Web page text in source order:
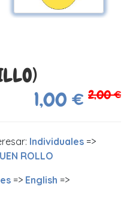
1,00 € 2,00 €
Individuales =>
ROLLO
=> English =>